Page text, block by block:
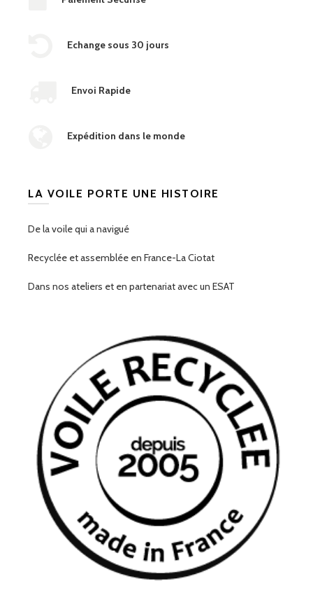
Echange sous 30 jours
Envoi Rapide
Expédition dans le monde
LA VOILE PORTE UNE HISTOIRE
De la voile qui a navigué
Recyclée et assemblée en France-La Ciotat
Dans nos ateliers et en partenariat avec un ESAT